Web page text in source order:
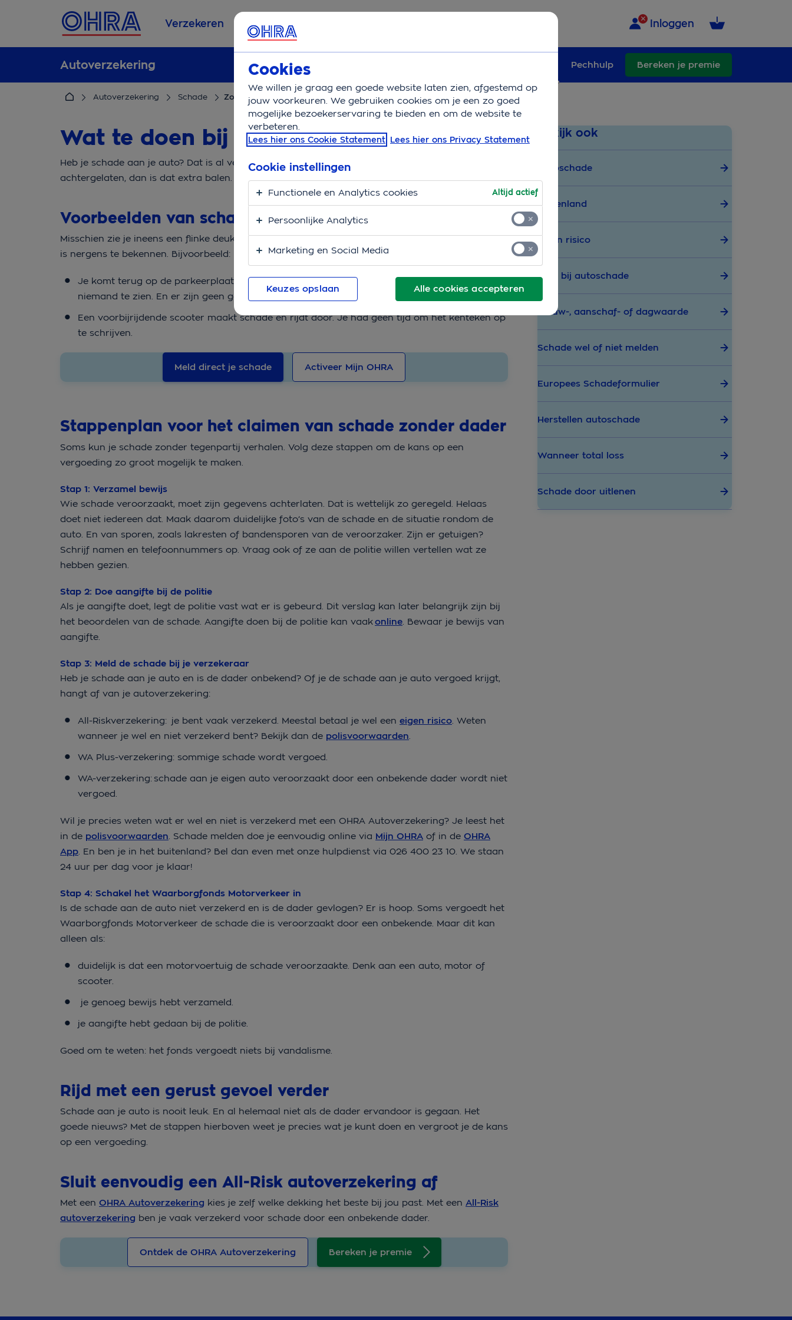
Verzekeren Service & Contact Inloggen
Autoverzekering Pechhulp Bereken je premie
Autoverzekering Schade Zonder tegenpartij
Wat te doen bij schade zonder dader?
Heb je schade aan je auto? Dat is al vervelend genoeg. Maar als de dader ook geen briefje heeft
achtergelaten, dan is dat extra balen. Ontdek wat je kunt doen.
Voorbeelden van schade aan je auto zonder dader
Misschien zie je ineens een flinke deuk in je auto of is je spiegel eraf gereden. En de veroorzaker
is nergens te bekennen. Bijvoorbeeld:
Je komt terug op de parkeerplaats en ziet dat iemand je auto heeft beschadigd. Er is
niemand te zien. En er zijn geen gegevens achtergelaten.
Een voorbijrijdende scooter maakt schade en rijdt door. Je had geen tijd om het kenteken op
te schrijven.
Meld direct je schade Activeer Mijn OHRA
Stappenplan voor het claimen van schade zonder dader
Soms kun je schade zonder tegenpartij verhalen. Volg deze stappen om de kans op een
vergoeding zo groot mogelijk te maken.
Stap 1: Verzamel bewijs
Wie schade veroorzaakt, moet zijn gegevens achterlaten. Dat is wettelijk zo geregeld. Helaas
doet niet iedereen dat. Maak daarom duidelijke foto’s van de schade en de situatie rondom de
auto. En van sporen, zoals lakresten of bandensporen van de veroorzaker. Zijn er getuigen?
Schrijf namen en telefoonnummers op. Vraag ook of ze aan de politie willen vertellen wat ze
hebben gezien.
Stap 2: Doe aangifte bij de politie
Als je aangifte doet, legt de politie vast wat er is gebeurd. Dit verslag kan later belangrijk zijn bij
het beoordelen van de schade. Aangifte doen bij de politie kan vaakonline . Bewaar je bewijs van
aangifte.
Stap 3: Meld de schade bij je verzekeraar
Heb je schade aan je auto en is de dader onbekend? Of je de schade aan je auto vergoed krijgt,
hangt af van je autoverzekering:
All-Riskverzekering: je bent vaak verzekerd. Meestal betaal je wel een eigen risico . Weten
wanneer je wel en niet verzekerd bent? Bekijk dan de polisvoorwaarden
WA Plus-verzekering: sommige schade wordt vergoed.
WA-verzekering: schade aan je eigen auto veroorzaakt door een onbekende dader wordt niet
vergoed.
Wil je precies weten wat er wel en niet is verzekerd met een OHRA Autoverzekering? Je leest het
in de polisvoorwaarden . Schade melden doe je eenvoudig online via Mijn OHRA of in de OHRA
App . En ben je in het buitenland? Bel dan even met onze hulpdienst via 026 400 23 10. We staan
24 uur per dag voor je klaar!
Stap 4: Schakel het Waarborgfonds Motorverkeer in
Is de schade aan de auto niet verzekerd en is de dader gevlogen? Er is hoop. Soms vergoedt het
Waarborgfonds Motorverkeer de schade die is veroorzaakt door een onbekende. Maar dit kan
alleen als:
duidelijk is dat een motorvoertuig de schade veroorzaakte. Denk aan een auto, motor of
scooter.
je genoeg bewijs hebt verzameld.
je aangifte hebt gedaan bij de politie.
Goed om te weten: het fonds vergoedt niets bij vandalisme.
Rijd met een gerust gevoel verder
Schade aan je auto is nooit leuk. En al helemaal niet als de dader ervandoor is gegaan. Het
goede nieuws? Met de stappen hierboven weet je precies wat je kunt doen en vergroot je de kans
op een vergoeding.
Sluit eenvoudig een All-Risk autoverzekering af
Met een OHRA Autoverzekering kies je zelf welke dekking het beste bij jou past. Met een All-Risk
autoverzekering ben je vaak verzekerd voor schade door een onbekende dader.
Ontdek de OHRA Autoverzekering Bereken je premie
Bekijk ook
Autoschade
Buitenland
Eigen risico
Hulp bij autoschade
Nieuw-, aanschaf- of dagwaarde
Schade wel of niet melden
Europees Schadeformulier
Herstellen autoschade
Wanneer total loss
Schade door uitlenen
Cookies
We willen je graag een goede website laten zien, afgestemd op
jouw voorkeuren. We gebruiken cookies om je een zo goed
mogelijke bezoekerservaring te bieden en om de website te
verbeteren.
Lees hier ons Cookie Statement Lees hier ons Privacy Statement
Alle cookies accepteren
Cookie instellingen
Functionele en Analytics cookies Altijd actief
Persoonlijke Analytics
Marketing en Social Media
Keuzes opslaan